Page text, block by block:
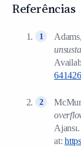
Referências
at: